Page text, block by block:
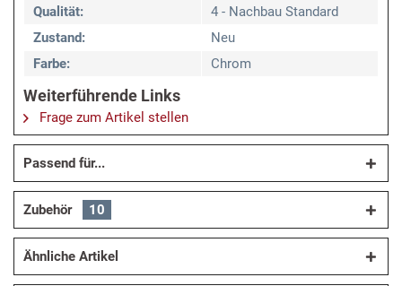
Qualität:
4 - Nachbau Standard
Zustand:
Neu
Farbe:
Chrom
Weiterführende Links
Frage zum Artikel stellen
Passend für...
Zubehör 10
Ähnliche Artikel